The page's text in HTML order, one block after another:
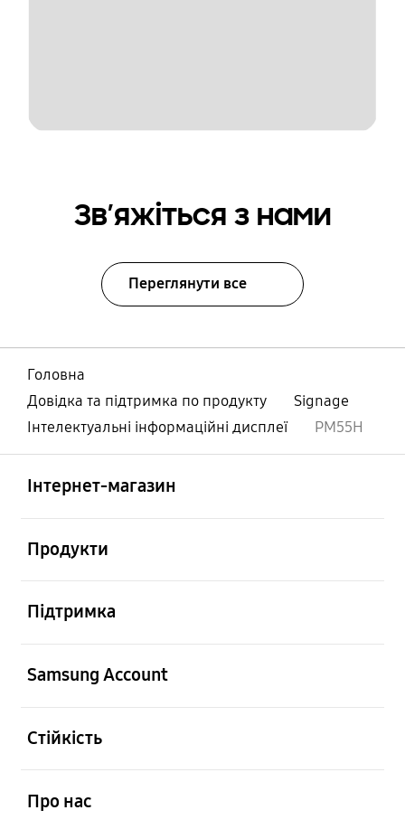
Зв’яжіться з нами
Переглянути все
Головна
Довідка та підтримка по продукту
Signage
Інтелектуальні інформаційні дисплеї
PM55H
Інтернет-магазин
Продукти
Підтримка
Samsung Account
Стійкість
Про нас